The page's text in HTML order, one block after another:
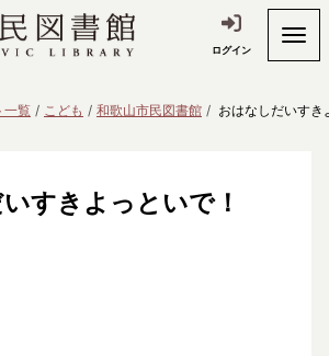
ログイン
一覧 こども 和歌山市民図書館 おはなしだいすき
すきよっといで！